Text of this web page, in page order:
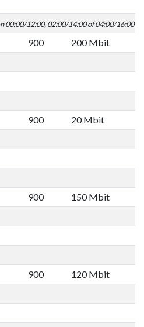
00:00/12:00, 02:00/14:00 of 04:00/16:00
900 200 Mbit
900 20 Mbit
900 150 Mbit
900 120 Mbit